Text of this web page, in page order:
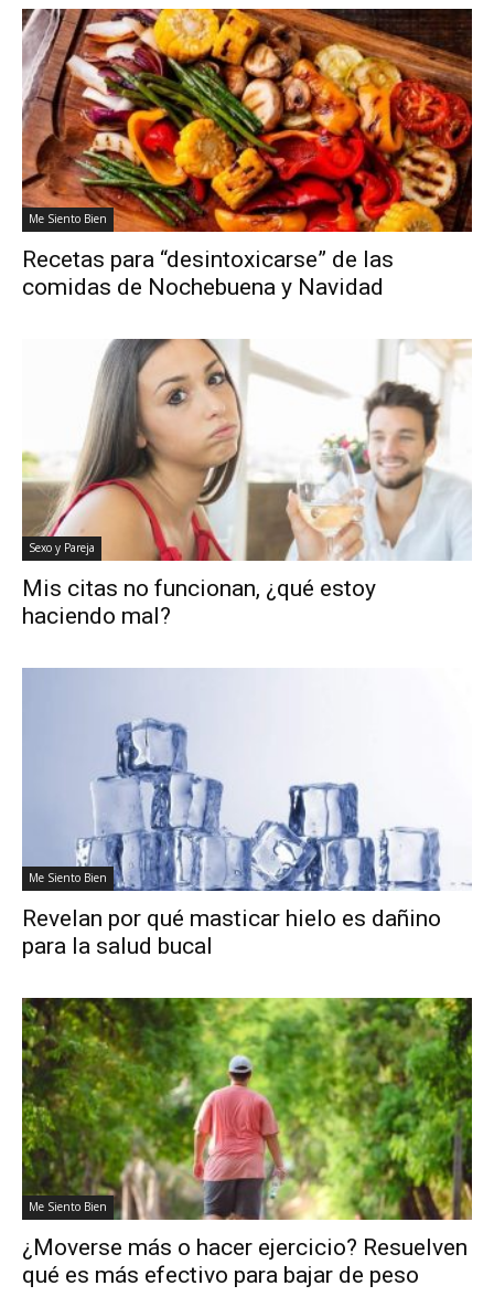
Me Siento Bien
Recetas para “desintoxicarse” de las
comidas de Nochebuena y Navidad
Sexo y Pareja
Mis citas no funcionan, ¿qué estoy
haciendo mal?
Me Siento Bien
Revelan por qué masticar hielo es dañino
para la salud bucal
Me Siento Bien
¿Moverse más o hacer ejercicio? Resuelven
qué es más efectivo para bajar de peso